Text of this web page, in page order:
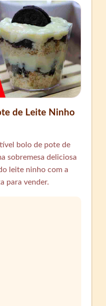
de Leite Ninho
bolo de pote de
sobremesa deliciosa
leite ninho com a
para vender.